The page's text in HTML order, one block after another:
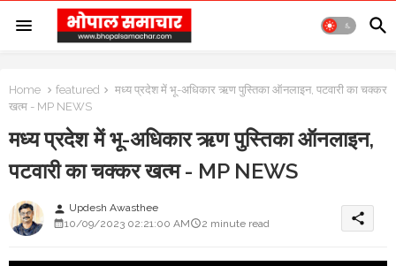
Home featured
मध्य प्रदेश में भू-अधिकार ऋण पुस्तिका ऑनलाइन, पटवारी का चक्कर
खत्म - MP NEWS
मध्य प्रदेश में भू-अधिकार ऋण पुस्तिका ऑनलाइन,
पटवारी का चक्कर खत्म - MP NEWS
person Updesh Awasthee
10/09/2023 02:21:00 AM
2 minute read share